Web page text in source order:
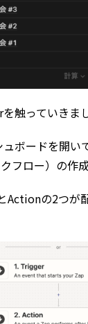
触っていきま
ボードを開い
フロー）の作
Actionの2つが